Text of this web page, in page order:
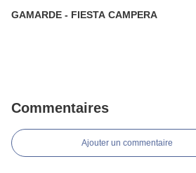
GAMARDE - FIESTA CAMPERA
Commentaires
Ajouter un commentaire